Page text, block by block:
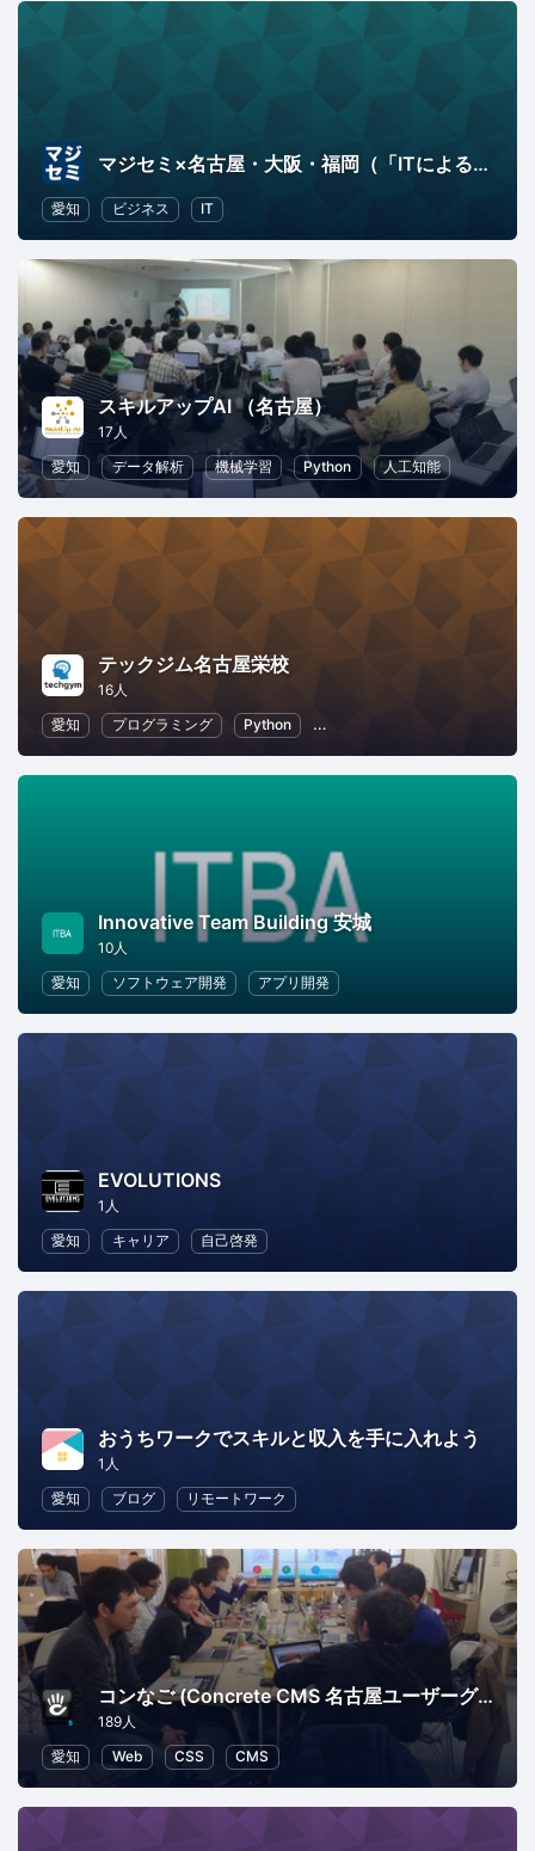
マジセミ×名古屋・大阪・福岡（「ITによるビジネス変革」を本気で追求するセミナー）
愛知 ビジネス IT
スキルアップAI （名古屋）
17人
愛知
データ解析 機械学習 Python 人工知能
テックジム名古屋栄校
16人
愛知
プログラミング Python 初心者向けプログラミング
Innovative Team Building 安城
10人
愛知
ソフトウェア開発 アプリ開発
EVOLUTIONS
1人
愛知
キャリア 自己啓発
おうちワークでスキルと収入を手に入れよう
1人
愛知
ブログ リモートワーク
コンなご (Concrete CMS 名古屋ユーザーグループ)
189人
愛知
Web CSS CMS